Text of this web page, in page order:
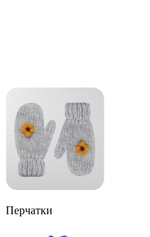
Перчатки